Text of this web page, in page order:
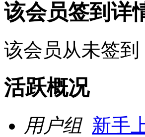
该会员签到详
该会员从未签到
活跃概况
用户组 新手